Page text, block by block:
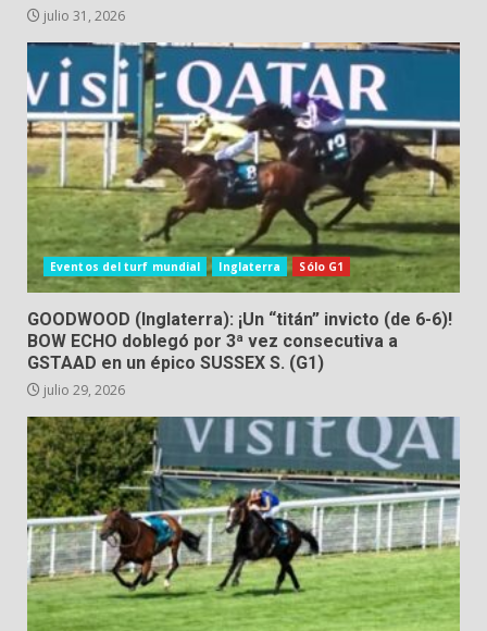
julio 31, 2026
Eventos del turf mundial Inglaterra Sólo G1
GOODWOOD (Inglaterra): ¡Un “titán” invicto (de 6-6)!
BOW ECHO doblegó por 3ª vez consecutiva a
GSTAAD en un épico SUSSEX S. (G1)
julio 29, 2026